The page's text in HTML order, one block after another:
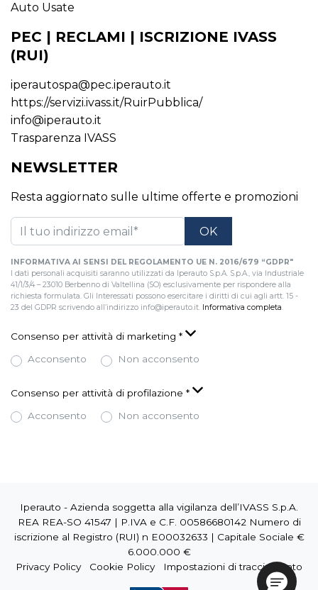
Auto Usate
PEC | RECLAMI | ISCRIZIONE IVASS
(RUI)
iperautospa@pec.iperauto.it
https://servizi.ivass.it/RuirPubblica/
info@iperauto.it
Trasparenza IVASS
NEWSLETTER
Resta aggiornato sulle ultime offerte e promozioni
INFORMATIVA AI SENSI DEL REGOLAMENTO UE N. 2016/679 “GDPR"
I dati personali acquisiti saranno utilizzati da Iperauto S.p.A. S.p.A., via Industriale
41/1/3/4 – 23010 Berbenno di Valtellina (SO) esclusivamente per rispondere alla
richiesta formulata. Gli Interessati possono esercitare i diritti di cui agli artt. 15 -
23 del GDPR scrivendo all’indirizzo info@iperauto.it. Informativa completa.
Consenso per attività di marketing *
Acconsento
Non acconsento
Consenso per attività di profilazione *
Acconsento
Non acconsento
Iperauto - Azienda soggetta alla vigilanza dell’IVASS S.p.A.
REA REA-SO 41547 | P.IVA e C.F. 00586680142 Numero di
iscrizione al Registro (RUI) n E00032633 | Capitale Sociale €
6.000.000 €
Privacy Policy
Cookie Policy Impostazioni di tracciamento